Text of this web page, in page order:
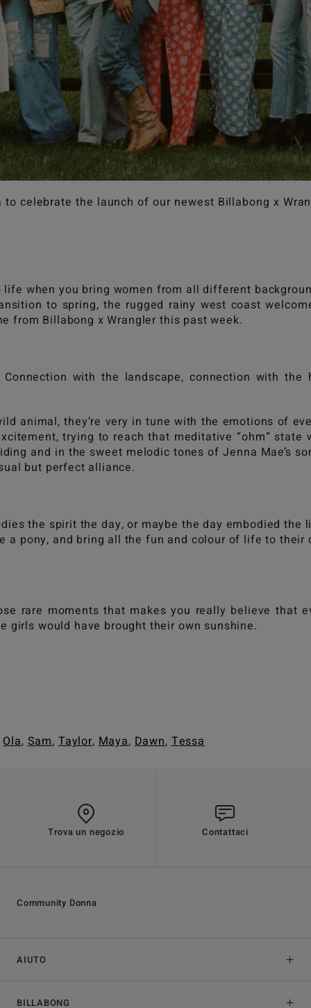
celebrate the launch of our newest Billabong x
when you bring women from all different
to spring, the rugged rainy west coast
from Billabong x Wrangler this past week.
with the landscape, connection with the
animal, they’re very in tune with the emotions of
trying to reach that meditative “ohm”
and in the sweet melodic tones of Jenna Mae’s
but perfect alliance.
the spirit the day, or maybe the day embodied
a pony, and bring all the fun and colour of life to their
rare moments that makes you really believe that
girls would have brought their own sunshine.
Ola, Sam, Taylor, Maya, Dawn, Tessa
Trova un negozio Contattaci
AIUTO
BILLABONG
Community Donna